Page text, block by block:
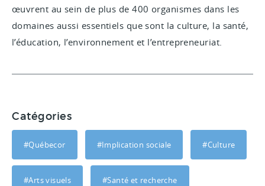
œuvrent au sein de plus de 400 organismes dans les
domaines aussi essentiels que sont la culture, la santé,
l’éducation, l’environnement et l’entrepreneuriat.
Catégories
#Québecor #Implication sociale #Culture
#Arts visuels #Santé et recherche